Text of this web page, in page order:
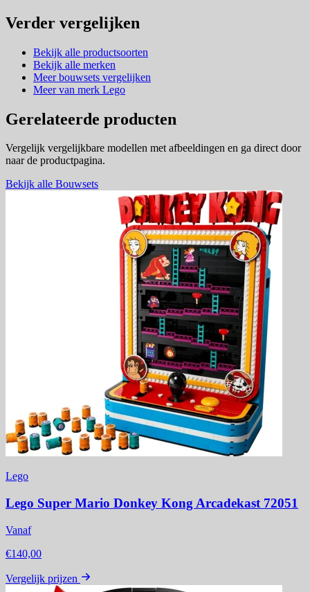
Verder vergelijken
Bekijk alle productsoorten
Bekijk alle merken
Meer bouwsets vergelijken
Meer van merk Lego
Gerelateerde producten
Vergelijk vergelijkbare modellen met afbeeldingen en ga direct door
naar de productpagina.
Bekijk alle Bouwsets
Lego
Lego Super Mario Donkey Kong Arcadekast 72051
Vanaf
€140,00
Vergelijk prijzen